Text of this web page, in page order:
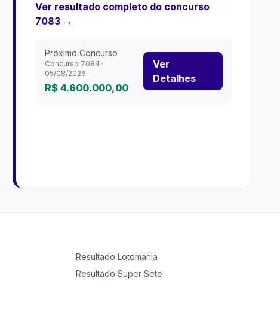
Ver resultado completo do concurso
7083 →
Próximo Concurso
Concurso 7084 ·
05/08/2026
R$ 4.600.000,00
Ver
Detalhes
Resultado Lotomania
Resultado Super Sete